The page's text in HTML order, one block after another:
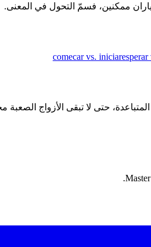
comecar vs. iniciaresperar